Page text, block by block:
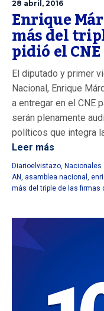
28 abril, 2016
Enrique
más del
pidió el CNE
El diputado y primer
Nacional, Enrique
a entregar en el CNE
serán plenamente
políticos que integra
Leer más
Diarioelvistazo, Nacionales
AN, asamblea nacional ,
más del triple de las firmas